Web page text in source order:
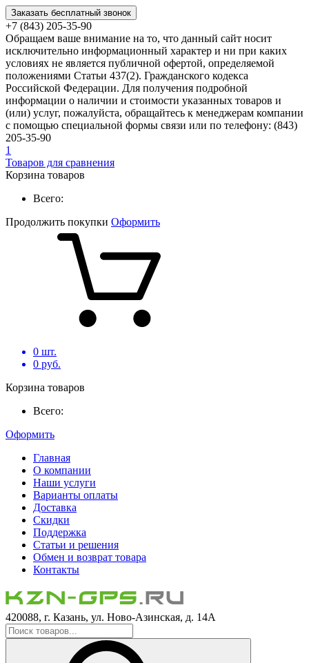
Заказать бесплатный звонок
+7 (843) 205-35-90
Обращаем ваше внимание на то, что данный сайт носит
исключительно информационный характер и ни при каких
условиях не является публичной офертой, определяемой
положениями Статьи 437(2). Гражданского кодекса
Российской Федерации. Для получения подробной
информации о наличии и стоимости указанных товаров и
(или) услуг, пожалуйста, обращайтесь к менеджерам компании
с помощью специальной формы связи или по телефону: (843)
205-35-90
1
Товаров для сравнения
Корзина товаров
Всего:
Продолжить покупки Оформить
0 шт.
0 руб.
Корзина товаров
Всего:
Оформить
Главная
О компании
Наши услуги
Варианты оплаты
Доставка
Скидки
Поддержка
Статьи и решения
Обмен и возврат товара
Контакты
420088, г. Казань, ул. Ново-Азинская, д. 14А